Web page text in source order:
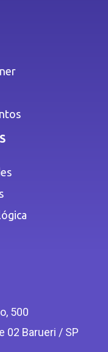
500
02 Barueri / SP